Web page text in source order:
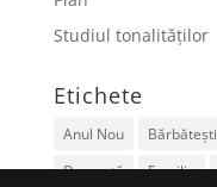
Studiul tonalităților
Etichete
Anul Nou Bărbătești
De nuntă
Familie